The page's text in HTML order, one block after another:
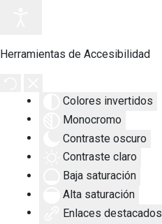
Herramientas de Accesibilidad
Colores invertidos
Monocromo
Contraste oscuro
Contraste claro
Baja saturación
Alta saturación
Enlaces destacados